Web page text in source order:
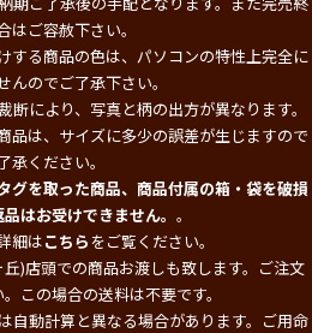
はご容赦下さい。
する商品の色は、パソコンの特性上完全に
んのでご了承下さい。
断により、写真と柄の出方が異なります。
品は、サイズに多少の誤差が生じますので
承ください。
グを取った商品、商品付属の箱・袋を破損
はお受けできません。 。
細はこちらをご覧ください。
)店頭での商品お渡しも致します。ご注文
この場合の送料は不要です。
自動計算と異なる場合があります。ご用命